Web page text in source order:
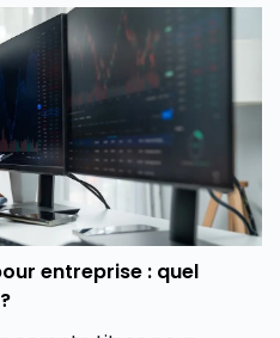
associés, et comment
vous permet de
en monnaie
entreprise : quel